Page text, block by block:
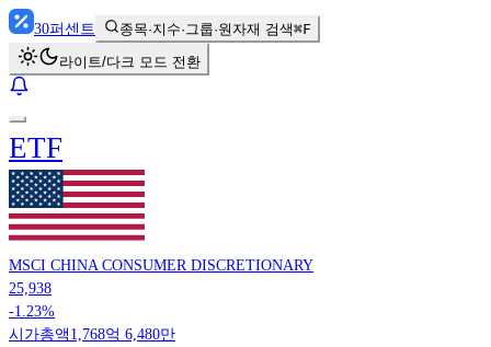
30퍼센트 종목·지수·그룹·원자재 검색⌘F
라이트/다크 모드 전환
ETF
MSCI CHINA CONSUMER DISCRETIONARY
25,938
-1.23%
시가총액 1,768억 6,480만